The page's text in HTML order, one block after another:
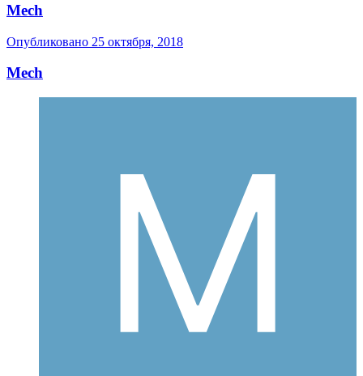
Mech
Опубликовано 25 октября, 2018
Mech